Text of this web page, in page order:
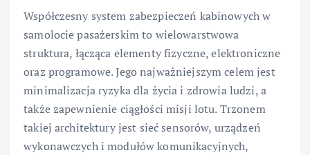
Współczesny system zabezpieczeń kabinowych w
samolocie pasażerskim to wielowarstwowa
struktura, łącząca elementy fizyczne, elektroniczne
oraz programowe. Jego najważniejszym celem jest
minimalizacja ryzyka dla życia i zdrowia ludzi, a
także zapewnienie ciągłości misji lotu. Trzonem
takiej architektury jest sieć sensorów, urządzeń
wykonawczych i modułów komunikacyjnych,